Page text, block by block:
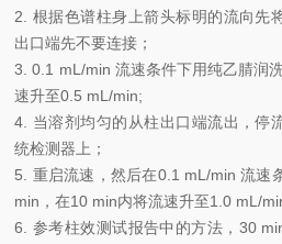
2. 根据色谱柱身上箭头标明的流向先
出口端先不要连接；
3.0.1 mL/min 流速条件下用纯乙腈润
速升至0.5 mL/min;
4. 当溶剂均匀的从柱出口端流出，停
统检测器上；
5. 重启流速，然后在0.1 mL/min 流速
min，在10 min内将流速升至1.0 mL/
6. 参考柱效测试报告中的方法，30